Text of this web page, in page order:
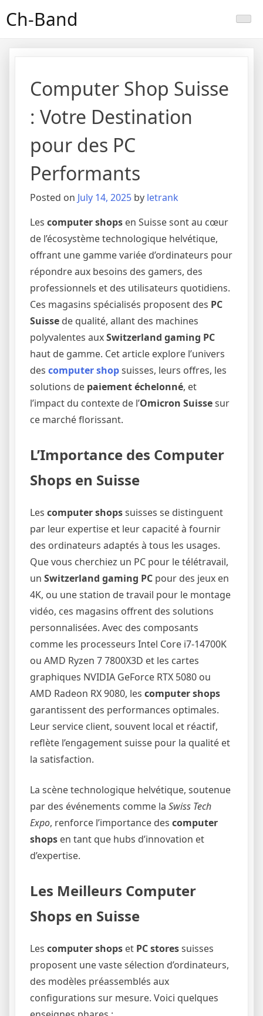
toCh-Band
Computer Shop Suisse
: Votre Destination
pour des PC
Performants
Posted on July 14, 2025 by letrank
Les computer shops en Suisse sont au cœur
de l’écosystème technologique helvétique,
offrant une gamme variée d’ordinateurs pour
répondre aux besoins des gamers, des
professionnels et des utilisateurs quotidiens.
Ces magasins spécialisés proposent des PC
Suisse de qualité, allant des machines
polyvalentes auxSwitzerland gaming PC
haut de gamme. Cet article explore l’univers
des computer shopsuisses, leurs offres, les
solutions de paiement échelonné, et
l’impact du contexte de l’Omicron Suissesur
ce marché florissant.
L’Importance des Computer
Shops en Suisse
Les computer shopssuisses se distinguent
par leur expertise et leur capacité à fournir
des ordinateurs adaptés à tous les usages.
Que vous cherchiez un PC pour le télétravail,
un Switzerland gaming PC pour des jeux en
4K, ou une station de travail pour le montage
vidéo, ces magasins offrent des solutions
personnalisées. Avec des composants
comme les processeurs Intel Core i7-14700K
ou AMD Ryzen 7 7800X3D et les cartes
graphiques NVIDIA GeForce RTX 5080 ou
AMD Radeon RX 9080, les computer shops
garantissent des performances optimales.
Leur service client, souvent local et réactif,
reflète l’engagement suisse pour la qualité et
la satisfaction.
La scène technologique helvétique, soutenue
par des événements comme la Swiss Tech
Expo, renforce l’importance des computer
shops en tant que hubs d’innovation et
d’expertise.
Les Meilleurs Computer
Shops en Suisse
Les computer shops et PC storessuisses
proposent une vaste sélection d’ordinateurs,
des modèles préassemblés aux
configurations sur mesure. Voici quelques